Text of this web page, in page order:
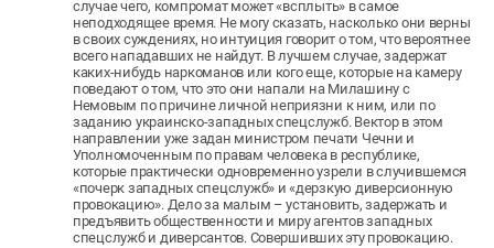
случае чего, компромат может «всплыть» в самое
неподходящее время. Не могу сказать, насколько они верны
в своих суждениях, но интуиция говорит о том, что вероятнее
всего нападавших не найдут. В лучшем случае, задержат
каких-нибудь наркоманов или кого еще, которые на камеру
поведают о том, что это они напали на Милашину с
Немовым по причине личной неприязни к ним, или по
заданию украинско-западных спецслужб. Вектор в этом
направлении уже задан министром печати Чечни и
Уполномоченным по правам человека в республике,
которые практически одновременно узрели в случившемся
«почерк западных спецслужб» и «дерзкую диверсионную
провокацию». Дело за малым – установить, задержать и
предъявить общественности и миру агентов западных
спецслужб и диверсантов. Совершивших эту провокацию.